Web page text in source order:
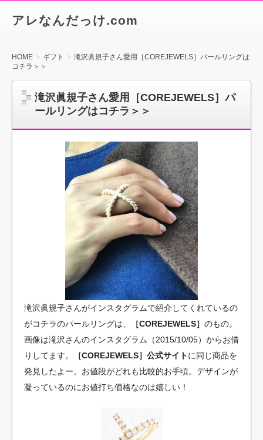
アレなんだっけ.com
HOME ギフト
滝沢眞規子さん愛用［COREJEWELS］パールリングは
コチラ＞＞
滝沢眞規子さん愛用［COREJEWELS］パ
ールリングはコチラ＞＞
滝沢眞規子さんがインスタグラムで紹介してくれているの
がコチラのパールリングは、
［COREJEWELS］ のもの。
画像は滝沢さんのインスタグラム（2015/10/05）からお借
りしてます。
［COREJEWELS］公式サイトに同じ商品を
発見したよー。お値段がどれも比較的お手頃。デザインが
凝っているのにお値打ち価格なのは嬉しい！